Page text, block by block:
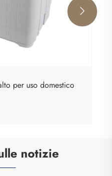
per uso domestico

notizie